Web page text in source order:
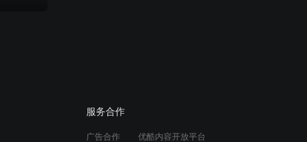
服务合作
广告合作 优酷内容开放平台